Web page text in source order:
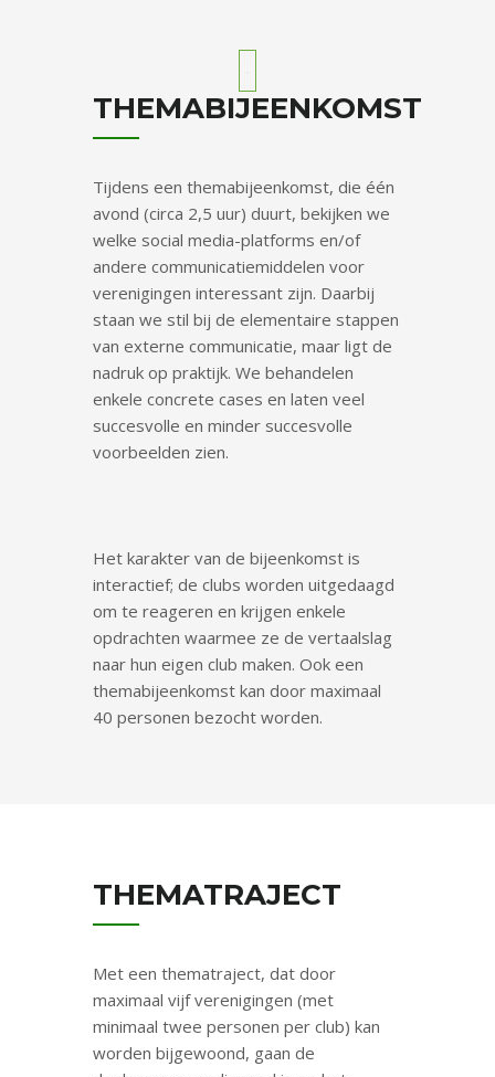
THEMABIJEENKOMST
Tijdens een themabijeenkomst, die één
avond (circa 2,5 uur) duurt, bekijken we
welke social media-platforms en/of
andere communicatiemiddelen voor
verenigingen interessant zijn. Daarbij
staan we stil bij de elementaire stappen
van externe communicatie, maar ligt de
nadruk op praktijk. We behandelen
enkele concrete cases en laten veel
succesvolle en minder succesvolle
voorbeelden zien.
Het karakter van de bijeenkomst is
interactief; de clubs worden uitgedaagd
om te reageren en krijgen enkele
opdrachten waarmee ze de vertaalslag
naar hun eigen club maken. Ook een
themabijeenkomst kan door maximaal
40 personen bezocht worden.
THEMATRAJECT
Met een thematraject, dat door
maximaal vijf verenigingen (met
minimaal twee personen per club) kan
worden bijgewoond, gaan de